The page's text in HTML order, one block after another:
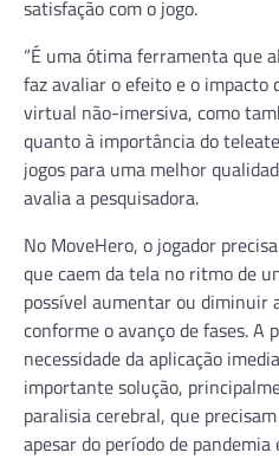
satisfação com o jogo.
“É uma ótima ferramenta que
faz avaliar o efeito e o impacto
virtual não-imersiva, como
quanto à importância do
jogos para uma melhor
avalia a pesquisadora.
No MoveHero, o jogador
que caem da tela no ritmo de
possível aumentar ou diminuir
conforme o avanço de fases. A
necessidade da aplicação
importante solução,
paralisia cerebral, que
apesar do período de